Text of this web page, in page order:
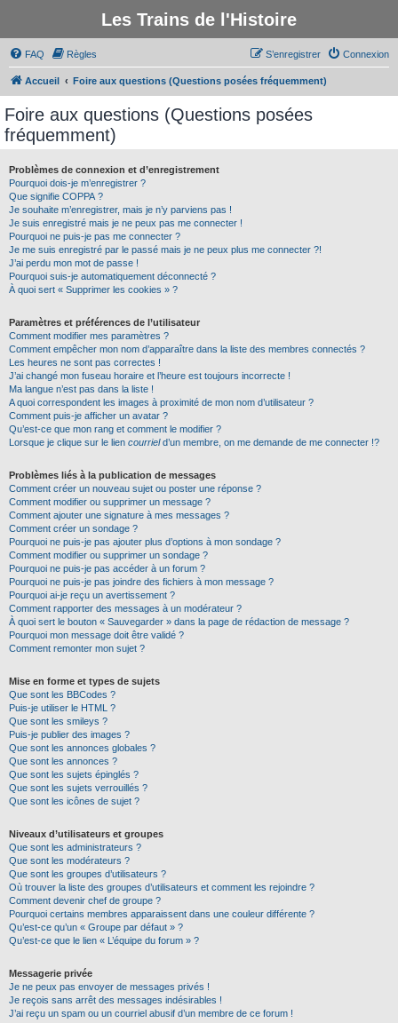
Les Trains de l'Histoire
FAQ Règles Connexion
S’enregistrer
Accueil Foire aux questions (Questions posées fréquemment)
Foire aux questions (Questions posées
fréquemment)
Problèmes de connexion et d’enregistrement
Pourquoi dois-je m’enregistrer ?
Que signifie COPPA ?
Je souhaite m’enregistrer, mais je n’y parviens pas !
Je suis enregistré mais je ne peux pas me connecter !
Pourquoi ne puis-je pas me connecter ?
Je me suis enregistré par le passé mais je ne peux plus me connecter ?!
J’ai perdu mon mot de passe !
Pourquoi suis-je automatiquement déconnecté ?
À quoi sert « Supprimer les cookies » ?
Paramètres et préférences de l’utilisateur
Comment modifier mes paramètres ?
Comment empêcher mon nom d’apparaître dans la liste des membres connectés ?
Les heures ne sont pas correctes !
J’ai changé mon fuseau horaire et l’heure est toujours incorrecte !
Ma langue n’est pas dans la liste !
A quoi correspondent les images à proximité de mon nom d’utilisateur ?
Comment puis-je afficher un avatar ?
Qu’est-ce que mon rang et comment le modifier ?
Lorsque je clique sur le lien courrield’un membre, on me demande de me connecter !?
Problèmes liés à la publication de messages
Comment créer un nouveau sujet ou poster une réponse ?
Comment modifier ou supprimer un message ?
Comment ajouter une signature à mes messages ?
Comment créer un sondage ?
Pourquoi ne puis-je pas ajouter plus d’options à mon sondage ?
Comment modifier ou supprimer un sondage ?
Pourquoi ne puis-je pas accéder à un forum ?
Pourquoi ne puis-je pas joindre des fichiers à mon message ?
Pourquoi ai-je reçu un avertissement ?
Comment rapporter des messages à un modérateur ?
À quoi sert le bouton « Sauvegarder » dans la page de rédaction de message ?
Pourquoi mon message doit être validé ?
Comment remonter mon sujet ?
Mise en forme et types de sujets
Que sont les BBCodes ?
Puis-je utiliser le HTML ?
Que sont les smileys ?
Puis-je publier des images ?
Que sont les annonces globales ?
Que sont les annonces ?
Que sont les sujets épinglés ?
Que sont les sujets verrouillés ?
Que sont les icônes de sujet ?
Niveaux d’utilisateurs et groupes
Que sont les administrateurs ?
Que sont les modérateurs ?
Que sont les groupes d’utilisateurs ?
Où trouver la liste des groupes d’utilisateurs et comment les rejoindre ?
Comment devenir chef de groupe ?
Pourquoi certains membres apparaissent dans une couleur différente ?
Qu’est-ce qu’un « Groupe par défaut » ?
Qu’est-ce que le lien « L’équipe du forum » ?
Messagerie privée
Je ne peux pas envoyer de messages privés !
Je reçois sans arrêt des messages indésirables !
J’ai reçu un spam ou un courriel abusif d’un membre de ce forum !